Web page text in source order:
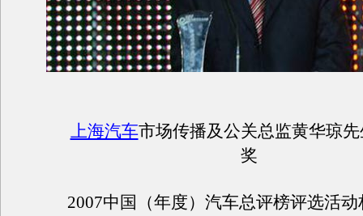
上海汽车市场传播及公关总监黄华琼
奖
2007中国（年度）汽车总评榜评选活动